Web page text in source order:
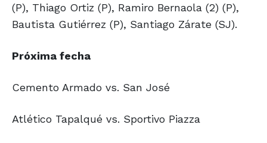
(P), Thiago Ortiz (P), Ramiro Bernaola (2) (P),
Bautista Gutiérrez (P), Santiago Zárate (SJ).
Próxima fecha
Cemento Armado vs. San José
Atlético Tapalqué vs. Sportivo Piazza